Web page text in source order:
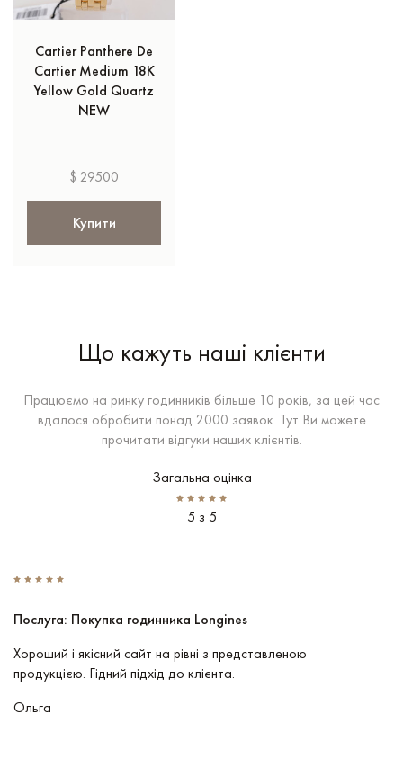
Cartier Panthere De
Cartier Medium 18K
Yellow Gold Quartz
NEW
$ 29500
Купити
Що кажуть наші клієнти
Працюємо на ринку годинників більше 10 років, за цей час
вдалося обробити понад 2000 заявок. Тут Ви можете
прочитати відгуки наших клієнтів.
Загальна оцінка
5 з 5
Послуга: Покупка годинника Longines
Хороший і якісний сайт на рівні з представленою
продукцією. Гідний підхід до клієнта.
Ольга